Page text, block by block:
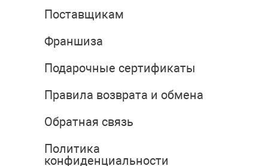
Поставщикам
Франшиза
Подарочные сертификаты
Правила возврата и обмена
Обратная связь
Политика
конфиденциальности